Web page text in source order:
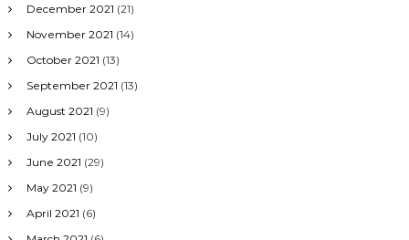
December 2021 (21)
November 2021 (14)
October 2021 (13)
September 2021 (13)
August 2021 (9)
July 2021 (10)
June 2021 (29)
May 2021 (9)
April 2021 (6)